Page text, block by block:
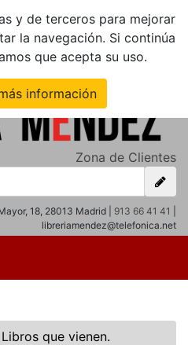
y de terceros para mejorar
la navegación. Si continúa
que acepta su uso.
información
Zona de Clientes
18, 28013 Madrid | 913 66 41 41
libreriamendez@telefonica.net
que vienen.